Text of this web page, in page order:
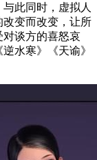
此同时，虚拟人
变而改变，让所
谈方的喜怒哀
水寒》《天谕》